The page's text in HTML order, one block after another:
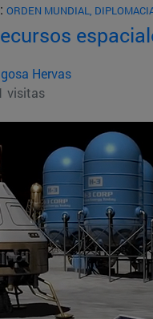
ORDEN MUNDIAL,
Hervas
visitas